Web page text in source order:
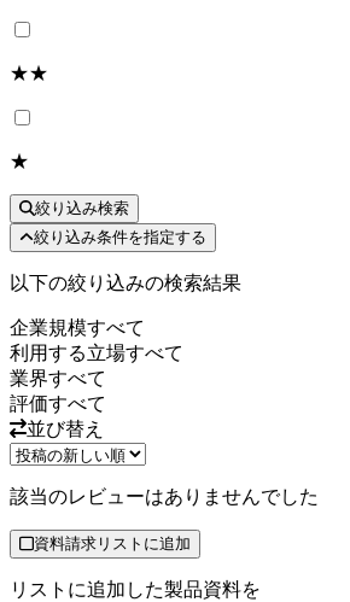
★★
★
絞り込み検索
絞り込み条件を指定する
以下の絞り込みの検索結果
企業規模すべて
利用する立場すべて
業界すべて
評価すべて
並び替え
該当のレビューはありませんでした
資料請求リストに追加
リストに追加した製品資料を